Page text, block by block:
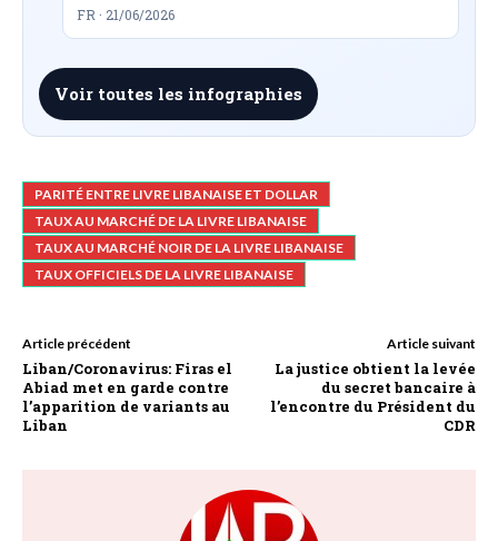
FR · 21/06/2026
Voir toutes les infographies
PARITÉ ENTRE LIVRE LIBANAISE ET DOLLAR
TAUX AU MARCHÉ DE LA LIVRE LIBANAISE
TAUX AU MARCHÉ NOIR DE LA LIVRE LIBANAISE
TAUX OFFICIELS DE LA LIVRE LIBANAISE
Article précédent
Liban/Coronavirus: Firas el
Abiad met en garde contre
l’apparition de variants au
Liban
Article suivant
La justice obtient la levée
du secret bancaire à
l’encontre du Président du
CDR